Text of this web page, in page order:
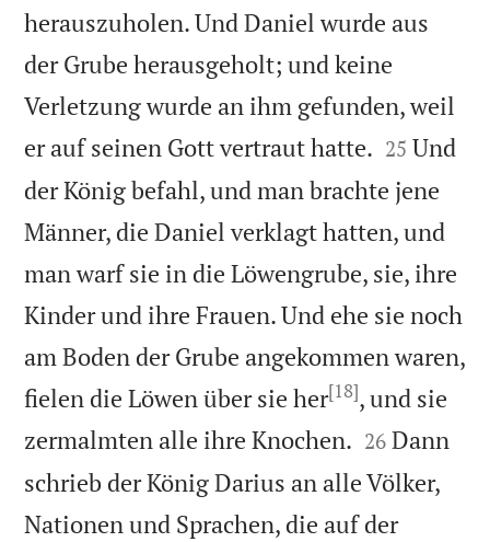
herauszuholen. Und Daniel wurde aus
der Grube herausgeholt; und keine
Verletzung wurde an ihm gefunden, weil
er auf seinen Gott vertraut hatte. 

25 Und
der König befahl, und man brachte jene
Männer, die Daniel verklagt hatten, und
man warf sie in die Löwengrube, sie, ihre
Kinder und ihre Frauen. Und ehe sie noch
am Boden der Grube angekommen waren,
fielen die Löwen über sie her[18], und sie
zermalmten alle ihre Knochen. 

26 Dann
schrieb der König Darius an alle Völker,
Nationen und Sprachen, die auf der